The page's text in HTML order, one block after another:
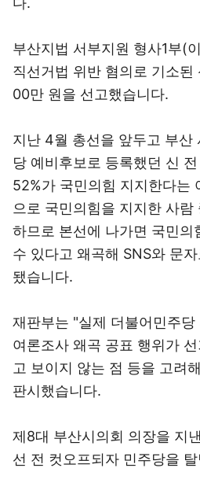
부산지법 서부지원 형사1부(
직선거법 위반 혐의로 기소
00만 원을 선고했습니다.
지난 4월 총선을 앞두고 부산
당 예비후보로 등록했던 신
52%가 국민의힘 지지한다는
으로 국민의힘을 지지한 사람
하므로 본선에 나가면 국민의
수 있다고 왜곡해 SNS와 문
됐습니다.
재판부는 "실제 더불어민주
여론조사 왜곡 공표 행위가
고 보이지 않는 점 등을 고려
판시했습니다.
제8대 부산시의회 의장을 지
선 전 컷오프되자 민주당을